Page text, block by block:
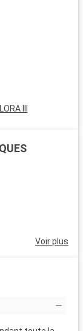
III
Voir plus